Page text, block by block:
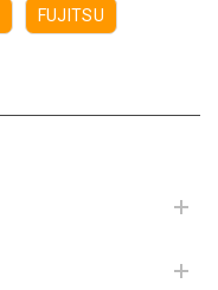
FUJITSU